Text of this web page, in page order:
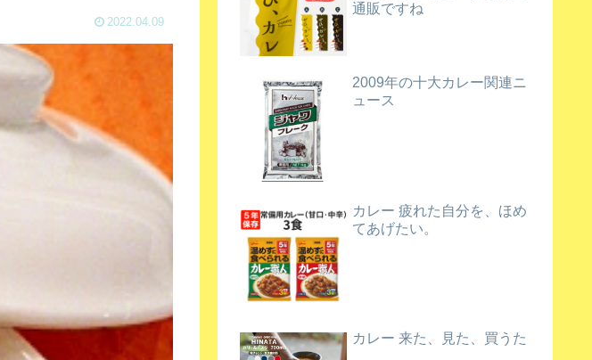
2022.04.09
通販ですね
2009年の十大カレー関連ニ
ュース
カレー 疲れた自分を、ほめ
てあげたい。
カレー 来た、見た、買うた